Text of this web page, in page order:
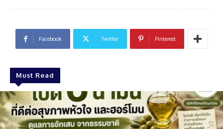
Facebook Twitter Pinterest
Must Read